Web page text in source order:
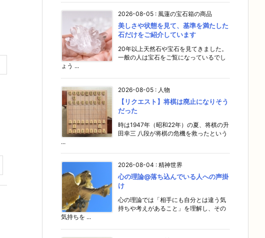
2026-08-05 : 風蓮の宝石箱の商品
美しさや状態を見て、基準を満たした
石だけをご紹介しています
20年以上天然石や宝石を見てきました。
一般の人は宝石をご覧になっているでし
ょう ...
2026-08-05 : 人物
【リクエスト】将棋は廃止になりそう
だった
時は1947年（昭和22年）の夏、将棋の升
田幸三 八段が将棋の危機を救ったという
...
2026-08-04 : 精神世界
心の理論@落ち込んでいる人への声掛
け
心の理論では「相手にも自分とは違う気
持ちや考えがあること」を理解し、その
気持ちを ...